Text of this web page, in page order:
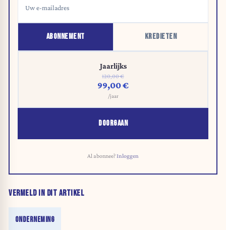
ABONNEMENT KREDIETEN
Jaarlijks
120,00 €
99,00 €
/jaar
DOORGAAN
Al abonnee?Inloggen
VERMELD IN DIT ARTIKEL
ONDERNEMING